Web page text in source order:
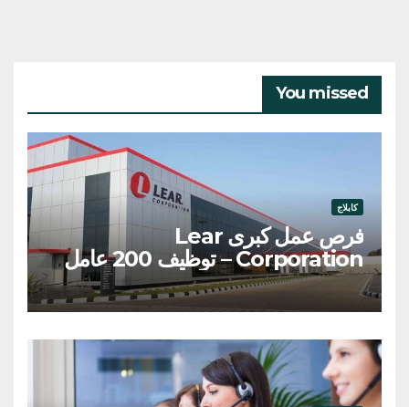
You missed
كابلاج
فرص عمل كبرى Lear
Corporation – توظيف 200 عامل
وعاملة